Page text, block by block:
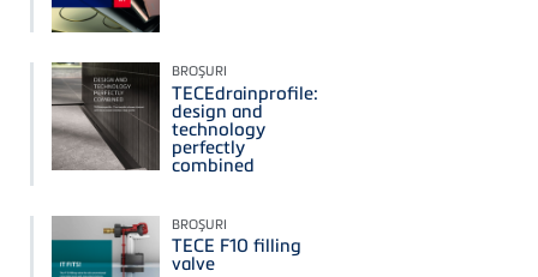
BROŞURI
TECEdrainprofile:
design and
technology
perfectly
combined
BROŞURI
TECE F10 filling
valve